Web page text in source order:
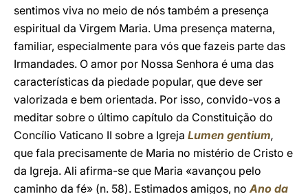
sentimos viva no meio de nós também a presença
espiritual da Virgem Maria. Uma presença materna,
familiar, especialmente para vós que fazeis parte das
Irmandades. O amor por Nossa Senhora é uma das
características da piedade popular, que deve ser
valorizada e bem orientada. Por isso, convido-vos a
meditar sobre o último capítulo da Constituição do
Concílio Vaticano II sobre a Igreja Lumen gentium,
que fala precisamente de Maria no mistério de Cristo e
da Igreja. Ali afirma-se que Maria «avançou pelo
caminho da fé» (n. 58). Estimados amigos, noAno da